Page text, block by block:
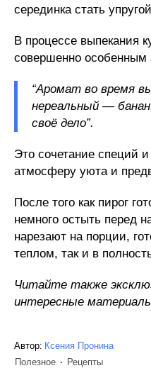
серединка стать
В процессе выпекания
совершенно особенным
“Аромат во время
нереальный —
своё дело”.
Это сочетание специй
атмосферу уюта и
После того как пирог
немного остыть перед
нарезают на порции,
теплом, так и в
Читайте также
интересные
Автор: Ксения Пронина
Полезное
Рецепты